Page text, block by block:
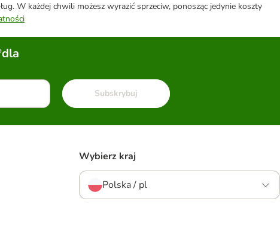
W każdej chwili możesz wyrazić sprzeciw, ponosząc jedynie koszty
Subskrybuj
Wybierz kraj
Polska / pl